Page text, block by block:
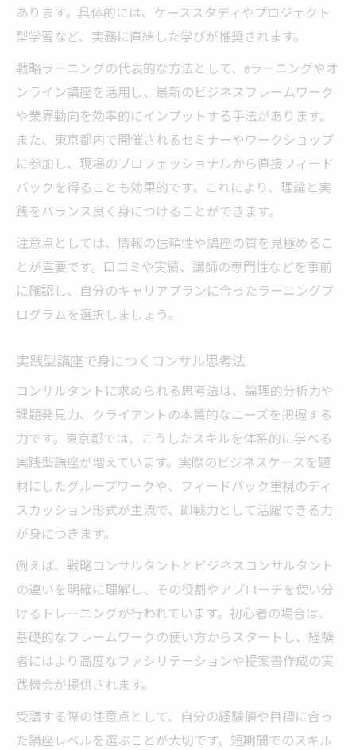
あります。具体的には、ケーススタディやプロジェクト
型学習など、実務に直結した学びが推奨されます。
戦略ラーニングの代表的な方法として、eラーニングやオ
ンライン講座を活用し、最新のビジネスフレームワーク
や業界動向を効率的にインプットする手法があります。
また、東京都内で開催されるセミナーやワークショップ
に参加し、現場のプロフェッショナルから直接フィード
バックを得ることも効果的です。これにより、理論と実
践をバランス良く身につけることができます。
注意点としては、情報の信頼性や講座の質を見極めるこ
とが重要です。口コミや実績、講師の専門性などを事前
に確認し、自分のキャリアプランに合ったラーニングプ
ログラムを選択しましょう。
実践型講座で身につくコンサル思考法
コンサルタントに求められる思考法は、論理的分析力や
課題発見力、クライアントの本質的なニーズを把握する
力です。東京都では、こうしたスキルを体系的に学べる
実践型講座が増えています。実際のビジネスケースを題
材にしたグループワークや、フィードバック重視のディ
スカッション形式が主流で、即戦力として活躍できる力
が身につきます。
例えば、戦略コンサルタントとビジネスコンサルタント
の違いを明確に理解し、その役割やアプローチを使い分
けるトレーニングが行われています。初心者の場合は、
基礎的なフレームワークの使い方からスタートし、経験
者にはより高度なファシリテーションや提案書作成の実
践機会が提供されます。
受講する際の注意点として、自分の経験値や目標に合っ
た講座レベルを選ぶことが大切です。短期間でのスキル